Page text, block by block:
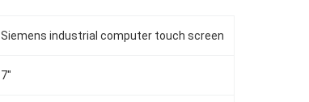
Siemens industrial computer touch screen
7"